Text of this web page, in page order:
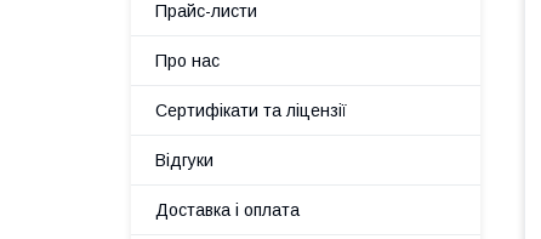
Прайс-листи
Про нас
Сертифікати та ліцензії
Відгуки
Доставка і оплата